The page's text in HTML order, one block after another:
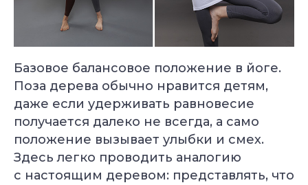
Базовое балансовое положение в йоге.
Поза дерева обычно нравится детям,
даже если удерживать равновесие
получается далеко не всегда, а само
положение вызывает улыбки и смех.
Здесь легко проводить аналогию
с настоящим деревом: представлять, что